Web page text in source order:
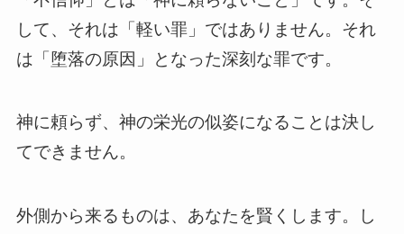
して、それは「軽い罪」ではありません。それ
は「堕落の原因」となった深刻な罪です。
神に頼らず、神の栄光の似姿になることは決し
てできません。
外側から来るものは、あなたを賢くします。し